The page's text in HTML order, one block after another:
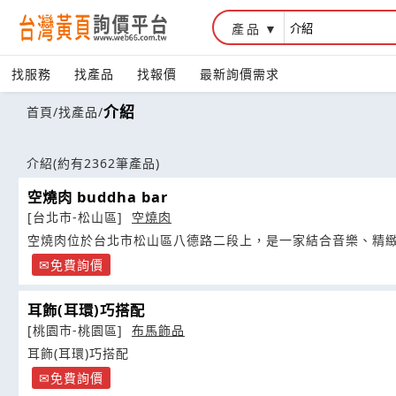
產品
找服務 找產品 找報價 最新詢價需求
首頁/找產品/介紹
介紹(約有2362筆產品)
空燒肉 buddha bar
[台北市-松山區]
空燒肉
空燒肉位於台北市松山區八德路二段上，是一家結合音樂、精
免費詢價
耳飾(耳環)巧搭配
[桃園市-桃園區]
布馬飾品
耳飾(耳環)巧搭配
免費詢價